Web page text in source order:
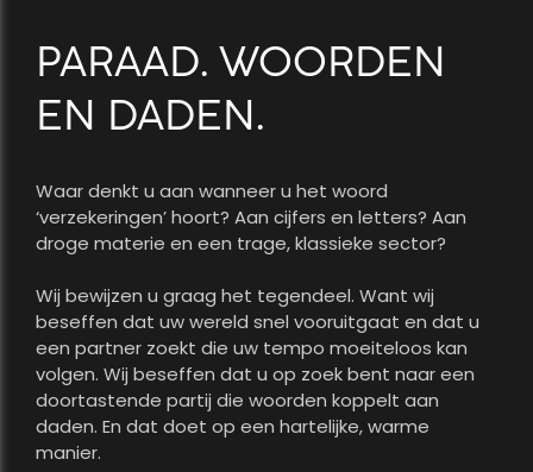
PARAAD. WOORDEN
EN DADEN.
Waar denkt u aan wanneer u het woord
‘verzekeringen’ hoort? Aan cijfers en letters? Aan
droge materie en een trage, klassieke sector?
Wij bewijzen u graag het tegendeel. Want wij
beseffen dat uw wereld snel vooruitgaat en dat u
een partner zoekt die uw tempo moeiteloos kan
volgen. Wij beseffen dat u op zoek bent naar een
doortastende partij die woorden koppelt aan
daden. En dat doet op een hartelijke, warme
manier.